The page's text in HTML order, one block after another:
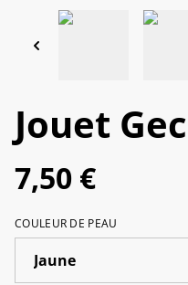
Jouet
7,50 €
COULEUR DE PEAU